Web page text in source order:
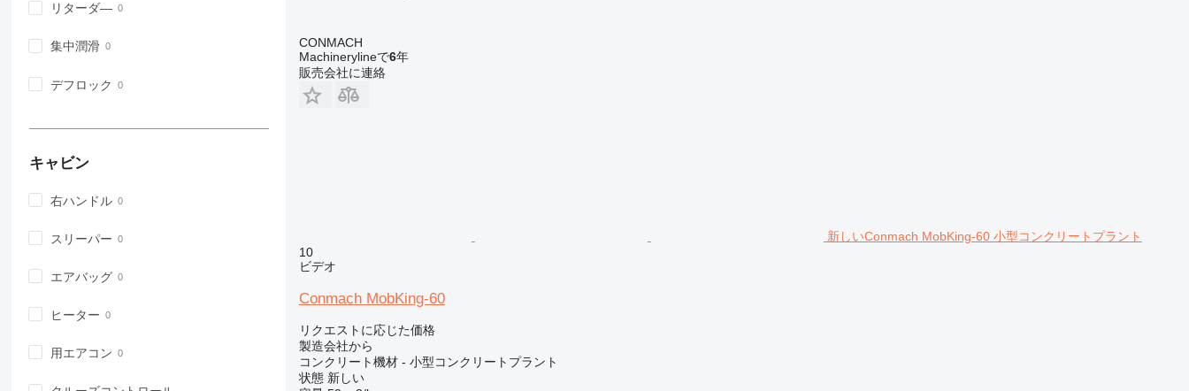
リターダ―
集中潤滑
デフロック
キャビン
右ハンドル
スリーパー
エアバッグ
ヒーター
用エアコン
CONMACH
Machinerylineで6年
販売会社に連絡
新しいConmach MobKing-60 小型コンクリートプラント
10
ビデオ
Conmach MobKing-60
リクエストに応じた価格
製造会社から
コンクリート機材 - 小型コンクリートプラント
状態新しい